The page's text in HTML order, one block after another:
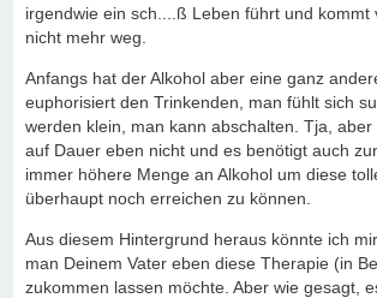
irgendwie ein sch....ß Leben führt und kommt
nicht mehr weg.
Anfangs hat der Alkohol aber eine ganz
euphorisiert den Trinkenden, man fühlt sich
werden klein, man kann abschalten. Tja,
auf Dauer eben nicht und es benötigt auch
immer höhere Menge an Alkohol um diese
überhaupt noch erreichen zu können.
Aus diesem Hintergrund heraus könnte ich
man Deinem Vater eben diese Therapie (in
zukommen lassen möchte. Aber wie gesagt,